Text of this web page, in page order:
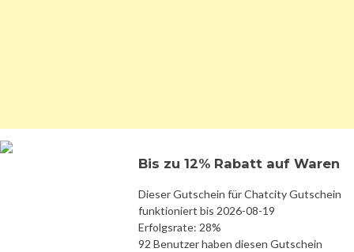
Bis zu 12% Rabatt auf Waren
Dieser Gutschein für Chatcity Gutschein
funktioniert bis 2026-08-19
Erfolgsrate: 28%
92 Benutzer haben diesen Gutschein